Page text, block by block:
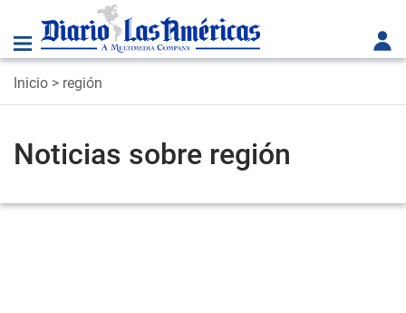
Inicio > región
Noticias sobre región